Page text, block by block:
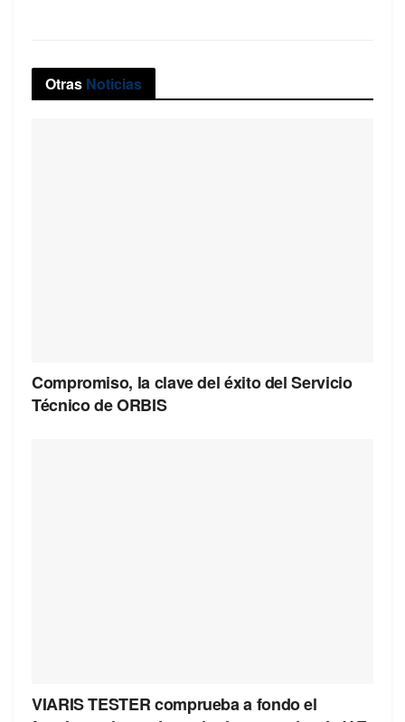
Otras Noticias
Compromiso, la clave del éxito del Servicio
Técnico de ORBIS
VIARIS TESTER comprueba a fondo el